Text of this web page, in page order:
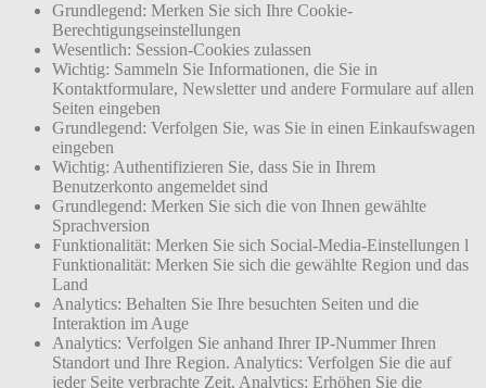
Grundlegend: Merken Sie sich Ihre Cookie-
Berechtigungseinstellungen
Wesentlich: Session-Cookies zulassen
Wichtig: Sammeln Sie Informationen, die Sie in
Kontaktformulare, Newsletter und andere Formulare auf allen
Seiten eingeben
Grundlegend: Verfolgen Sie, was Sie in einen Einkaufswagen
eingeben
Wichtig: Authentifizieren Sie, dass Sie in Ihrem
Benutzerkonto angemeldet sind
Grundlegend: Merken Sie sich die von Ihnen gewählte
Sprachversion
Funktionalität: Merken Sie sich Social-Media-Einstellungen l
Funktionalität: Merken Sie sich die gewählte Region und das
Land
Analytics: Behalten Sie Ihre besuchten Seiten und die
Interaktion im Auge
Analytics: Verfolgen Sie anhand Ihrer IP-Nummer Ihren
Standort und Ihre Region. Analytics: Verfolgen Sie die auf
jeder Seite verbrachte Zeit. Analytics: Erhöhen Sie die